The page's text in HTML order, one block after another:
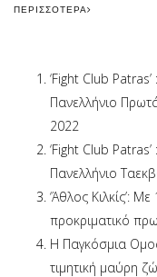
ΠΕΡΙΣΣΌΤΕΡΑ
‘Fight Club
Πανελλήνιο
2022
‘Fight Club
Πανελλήνιο
‘Άθλος Κιλκίς’:
προκριματικό
Η Παγκόσμια
τιμητική μαύρη